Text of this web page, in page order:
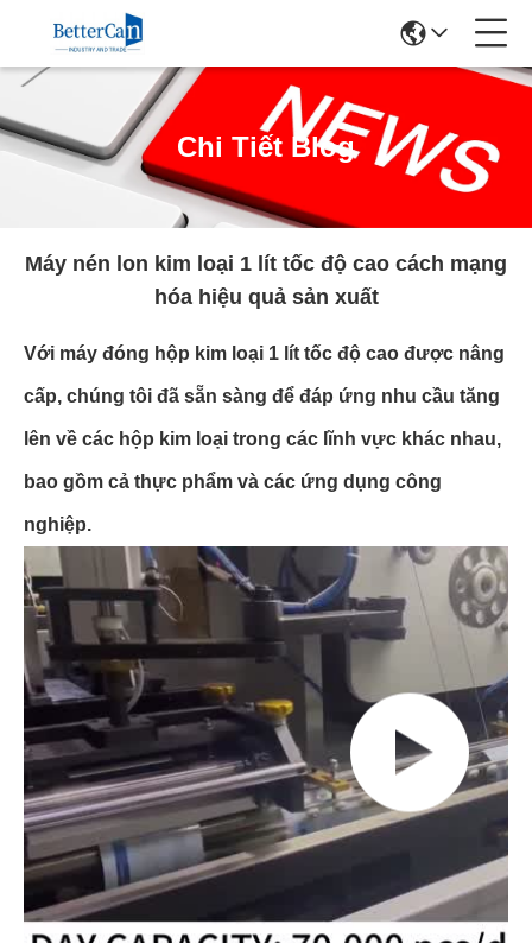
Chi Tiết Blog
Máy nén lon kim loại 1 lít tốc độ cao cách mạng
hóa hiệu quả sản xuất
Với máy đóng hộp kim loại 1 lít tốc độ cao được nâng
cấp, chúng tôi đã sẵn sàng để đáp ứng nhu cầu tăng
lên về các hộp kim loại trong các lĩnh vực khác nhau,
bao gồm cả thực phẩm và các ứng dụng công
nghiệp.